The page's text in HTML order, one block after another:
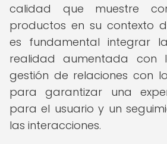
calidad que muestre
productos en su contexto
es fundamental integrar
realidad aumentada con
gestión de relaciones con
para garantizar una
para el usuario y un
las interacciones.